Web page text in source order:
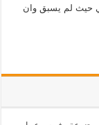
حيث لم يسبق وان